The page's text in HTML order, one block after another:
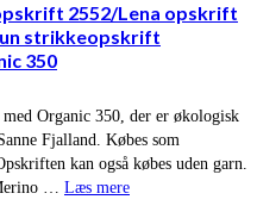
2552/Lena opskrift
strikkeopskrift
350
Organic 350, der er økologisk
Fjalland. Købes som
kan også købes uden garn.
… Læs mere